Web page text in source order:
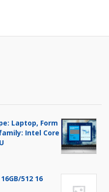
Laptop, Form
Intel Core
512 16